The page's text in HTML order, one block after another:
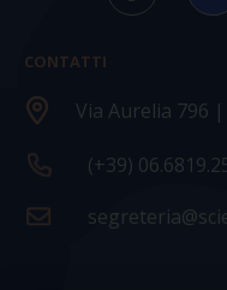
CONTATTI
Via Aurelia 796
(+39)